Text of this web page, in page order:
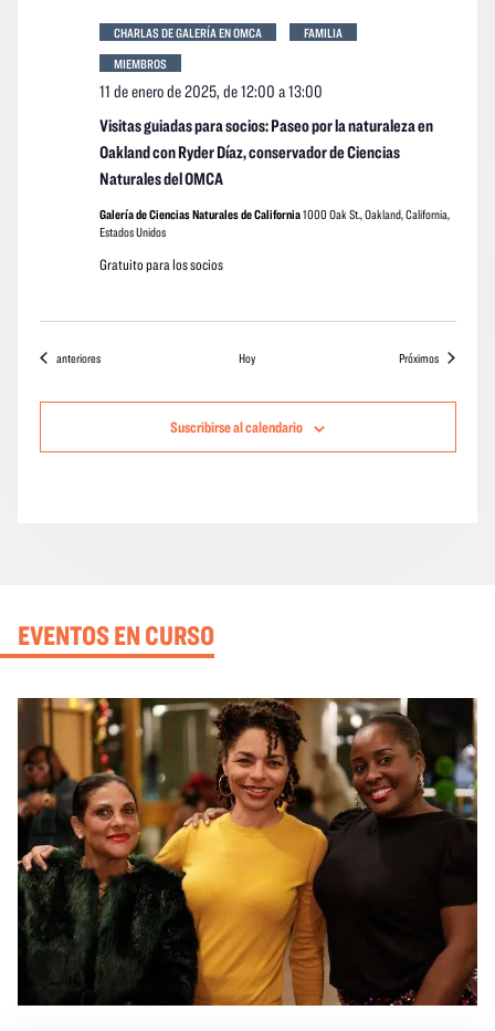
Visitas guiadas para socios: Paseo por la naturaleza en
Oakland con Ryder Díaz, conservador de Ciencias
Naturales del OMCA
11 de enero de 2025, de 12:00 a13:00
CHARLAS DE GALERÍA EN OMCA
FAMILIA
MIEMBROS
Galería de Ciencias Naturales de California1000 Oak St., Oakland, California,
Estados Unidos
Gratuito para los socios
Eventos
anteriores Hoy Próximoseventos
Suscribirse al calendario
EVENTOS EN CURSO